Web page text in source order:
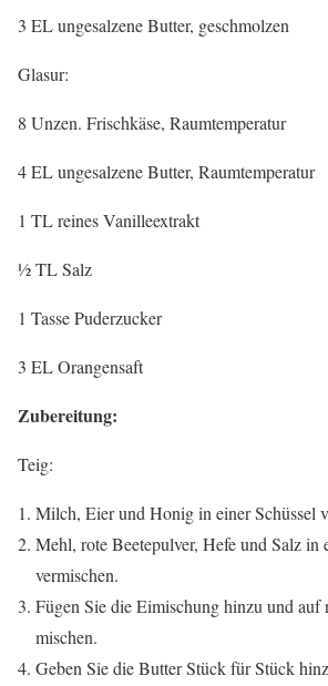
3 EL ungesalzene Butter, geschmolzen
Glasur:
8 Unzen. Frischkäse, Raumtemperatur
4 EL ungesalzene Butter, Raumtemperatur
1 TL reines Vanilleextrakt
½ TL Salz
1 Tasse Puderzucker
3 EL Orangensaft
Zubereitung:
Teig:
Milch, Eier und Honig in einer Schüssel
Mehl, rote Beetepulver, Hefe und Salz in
vermischen.
Fügen Sie die Eimischung hinzu und auf
mischen.
Geben Sie die Butter Stück für Stück